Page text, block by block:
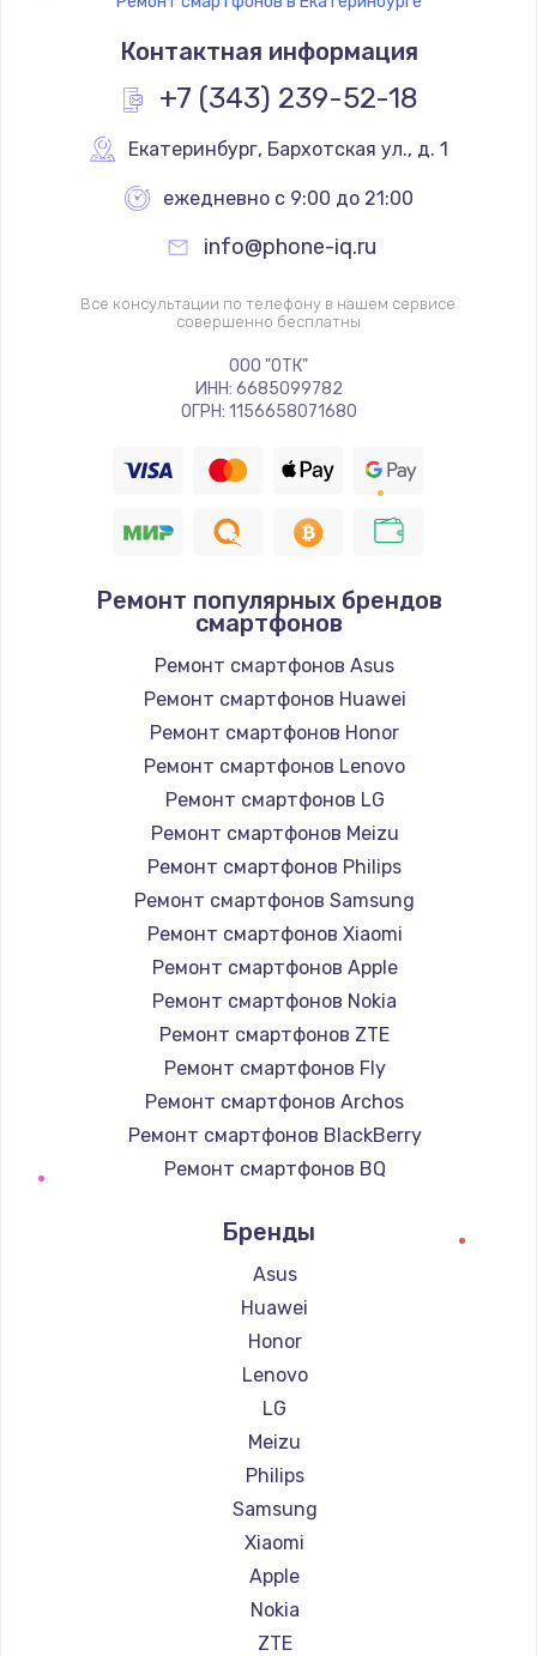
Контактная информация
+7 (343) 239-52-18
Екатеринбург, Бархотская ул., д. 1
ежедневно с 9:00 до 21:00
info@phone-iq.ru
Все консультации по телефону в нашем сервисе
совершенно бесплатны
ООО "ОТК"
ИНН: 6685099782
ОГРН: 1156658071680
Ремонт популярных брендов
смартфонов
Ремонт смартфонов Asus
Ремонт смартфонов Huawei
Ремонт смартфонов Honor
Ремонт смартфонов Lenovo
Ремонт смартфонов LG
Ремонт смартфонов Meizu
Ремонт смартфонов Philips
Ремонт смартфонов Samsung
Ремонт смартфонов Xiaomi
Ремонт смартфонов Apple
Ремонт смартфонов Nokia
Ремонт смартфонов ZTE
Ремонт смартфонов Fly
Ремонт смартфонов Archos
Ремонт смартфонов BlackBerry
Ремонт смартфонов BQ
Ремонт смартфонов Digma
Ремонт смартфонов Ginzzu
Ремонт смартфонов Highscreen
Ремонт смартфонов Irbis
Ремонт смартфонов Kyocera
Ремонт смартфонов LeEco
Ремонт смартфонов OnePlus
Ремонт смартфонов teXet
Ремонт смартфонов Motorola
Ремонт смартфонов Prestigio
Ремонт смартфонов Vertex
Ремонт смартфонов Microsoft
Ремонт смартфонов Sharp
Бренды
Asus
Huawei
Honor
Lenovo
LG
Meizu
Philips
Samsung
Xiaomi
Apple
Nokia
ZTE